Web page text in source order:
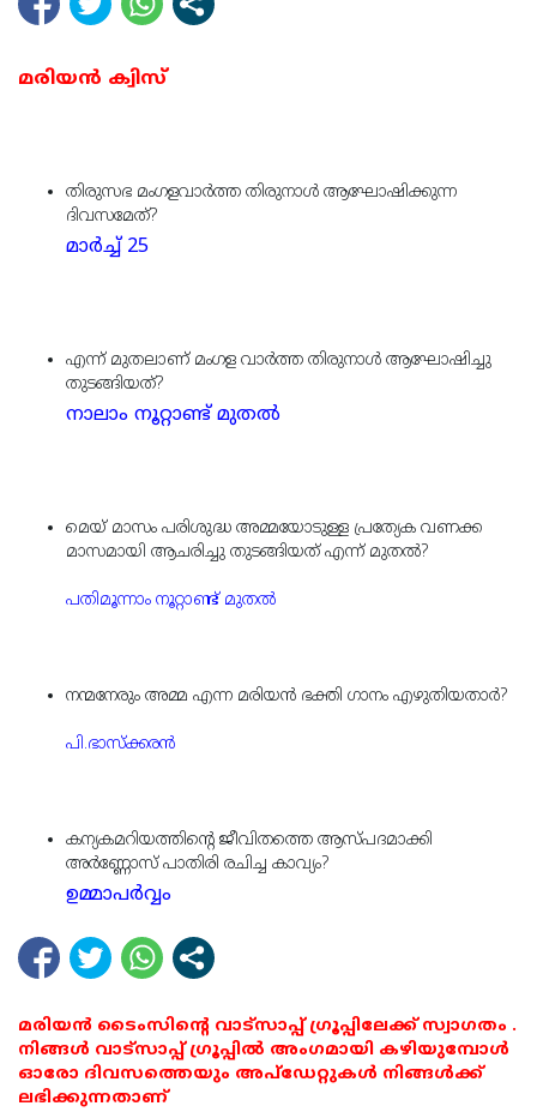
മരിയന്‍ ക്വിസ്
തിരുസഭ മംഗളവാര്‍ത്ത തിരുനാള്‍ ആഘോഷിക്കുന്ന
ദിവസമേത്?
മാര്‍ച്ച് 25
എന്ന് മുതലാണ് മംഗള വാര്‍ത്ത തിരുനാള്‍ ആഘോഷിച്ചു
തുടങ്ങിയത്?
നാലാം നൂറ്റാണ്ട് മുതല്‍
മെയ് മാസം പരിശുദ്ധ അമ്മയോടുള്ള പ്രത്യേക വണക്ക
മാസമായി ആചരിച്ചു തുടങ്ങിയത് എന്ന് മുതല്‍?
പതിമൂന്നാം നൂറ്റാണ്ട് മുതല്‍
നന്മനേരും അമ്മ എന്ന മരിയന്‍ ഭക്തി ഗാനം എഴുതിയതാര്‍?
പി.ഭാസ്‌ക്കരന്‍
കന്യകമറിയത്തിന്റെ ജീവിതത്തെ ആസ്പദമാക്കി
അര്‍ണ്ണോസ് പാതിരി രചിച്ച കാവ്യം?
ഉമ്മാപര്‍വ്വം
മരിയൻ ടൈംസിന്റെ വാട്സാപ്പ് ഗ്രൂപ്പിലേക്ക് സ്വാഗതം .
നിങ്ങൾ വാട്സാപ്പ് ഗ്രൂപ്പിൽ അംഗമായി കഴിയുമ്പോൾ
ഓരോ ദിവസത്തെയും അപ്ഡേറ്റുകൾ നിങ്ങൾക്ക്
ലഭിക്കുന്നതാണ്